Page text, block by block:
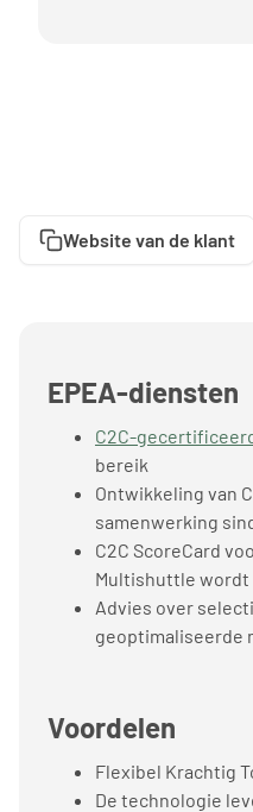
Website van de klant
EPEA-diensten
C2C-
bereik
Ontwikkeling van
samenwerking
C2C ScoreCard
Multishuttle
Advies over
geoptimaliseerde
Voordelen
Flexibel Krachtig
De technologie